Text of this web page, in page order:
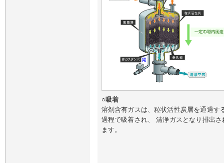
○吸着
溶剤含有ガスは、粒状活性炭層を通過す
過程で吸着され、 清浄ガスとなり排出さ
ます。